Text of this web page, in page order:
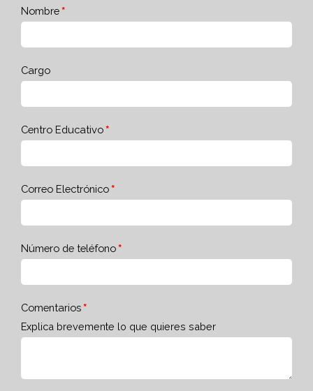
Nombre
Cargo
Centro Educativo
Correo Electrónico
Número de teléfono
Comentarios
Explica brevemente lo que quieres saber